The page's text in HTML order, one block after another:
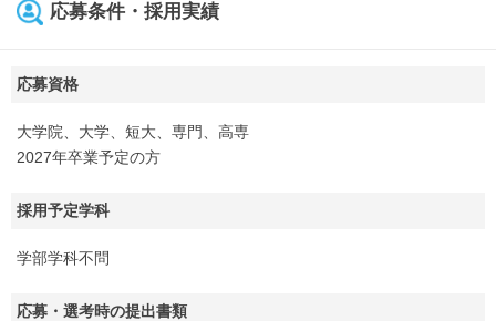
応募条件・採用実績
応募資格
大学院、大学、短大、専門、高専
2027年卒業予定の方
採用予定学科
学部学科不問
応募・選考時の提出書類